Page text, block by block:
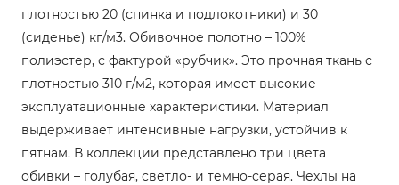
плотностью 20 (спинка и подлокотники) и 30
(сиденье) кг/м3. Обивочное полотно – 100%
полиэстер, с фактурой «рубчик». Это прочная ткань с
плотностью 310 г/м2, которая имеет высокие
эксплуатационные характеристики. Материал
выдерживает интенсивные нагрузки, устойчив к
пятнам. В коллекции представлено три цвета
обивки – голубая, светло- и темно-серая. Чехлы на